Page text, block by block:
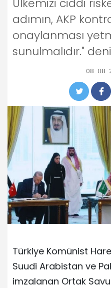
Ülkemizi ciddi
adımın, AKP
onaylanması
sunulmalıdır."
08-08-
Türkiye Komünist
Suudi Arabistan ve
imzalanan Ortak